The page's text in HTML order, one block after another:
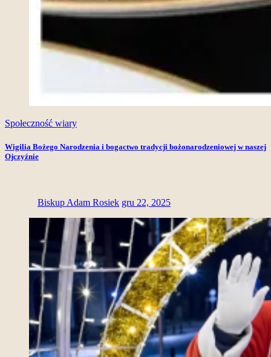
Społeczność wiary
Wigilia Bożego Narodzenia i bogactwo tradycji bożonarodzeniowej w naszej
Ojczyźnie
Biskup Adam Rosiek gru 22, 2025